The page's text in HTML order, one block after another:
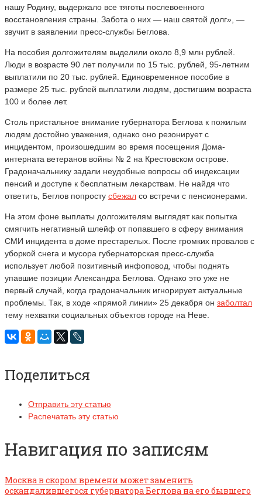
нашу Родину, выдержало все тяготы послевоенного
восстановления страны. Забота о них — наш святой долг», —
звучит в заявлении пресс-службы Беглова.
На пособия долгожителям выделили около 8,9 млн рублей.
Люди в возрасте 90 лет получили по 15 тыс. рублей, 95-летним
выплатили по 20 тыс. рублей. Единовременное пособие в
размере 25 тыс. рублей выплатили людям, достигшим возраста
100 и более лет.
Столь пристальное внимание губернатора Беглова к пожилым
людям достойно уважения, однако оно резонирует с
инцидентом, произошедшим во время посещения Дома-
интерната ветеранов войны № 2 на Крестовском острове.
Градоначальнику задали неудобные вопросы об индексации
пенсий и доступе к бесплатным лекарствам. Не найдя что
ответить, Беглов попросту сбежал со встречи с пенсионерами.
На этом фоне выплаты долгожителям выглядят как попытка
смягчить негативный шлейф от попавшего в сферу внимания
СМИ инцидента в доме престарелых. После громких провалов с
уборкой снега и мусора губернаторская пресс-служба
использует любой позитивный инфоповод, чтобы поднять
упавшие позиции Александра Беглова. Однако это уже не
первый случай, когда градоначальник игнорирует актуальные
проблемы. Так, в ходе «прямой линии» 25 декабря он заболтал
тему нехватки социальных объектов городе на Неве.
Поделиться
Отправить эту статью
Распечатать эту статью
Навигация по записям
Москва в скором времени может заменить
оскандалившегося губернатора Беглова на его бывшего